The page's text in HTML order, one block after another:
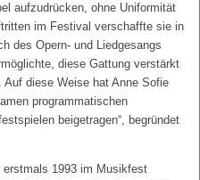
aufzudrücken, ohne Uniformität
im Festival verschaffte sie in
des Opern- und Liedgesangs
diese Gattung verstärkt
diese Weise hat Anne Sofie
programmatischen
beigetragen“, begründet
erstmals 1993 im Musikfest